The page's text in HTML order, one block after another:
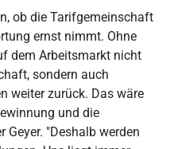
ob die Tarifgemeinschaft
ernst nimmt. Ohne
dem Arbeitsmarkt nicht
sondern auch
weiter zurück. Das wäre
und die
"Deshalb werden